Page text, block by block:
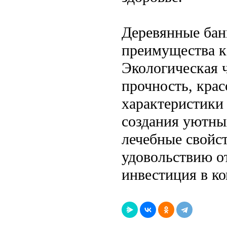
Деревянные
преимущества
Экологическая
прочность,
создания
лечебные
удовольствию
инвестиция в